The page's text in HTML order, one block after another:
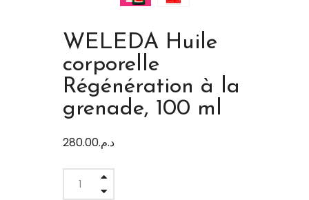
WELEDA Huile
corporelle
Régénération à la
grenade, 100 ml
د.م.280.00